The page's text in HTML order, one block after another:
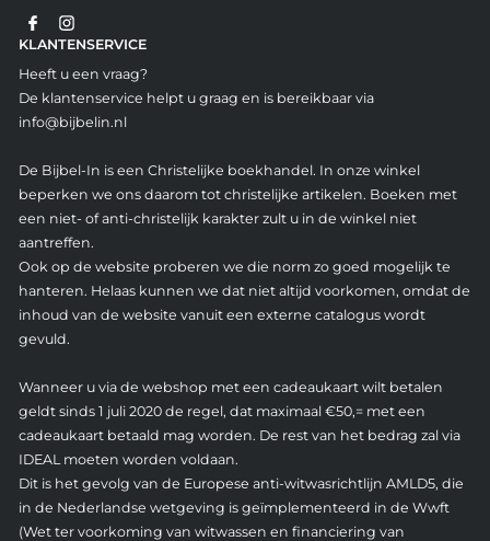
KLANTENSERVICE
Heeft u een vraag?
De klantenservice helpt u graag en is bereikbaar via
info@bijbelin.nl
De Bijbel-In is een Christelijke boekhandel. In onze winkel
beperken we ons daarom tot christelijke artikelen. Boeken met
een niet- of anti-christelijk karakter zult u in de winkel niet
aantreffen.
Ook op de website proberen we die norm zo goed mogelijk te
hanteren. Helaas kunnen we dat niet altijd voorkomen, omdat de
inhoud van de website vanuit een externe catalogus wordt
gevuld.
Wanneer u via de webshop met een cadeaukaart wilt betalen
geldt sinds 1 juli 2020 de regel, dat maximaal €50,= met een
cadeaukaart betaald mag worden. De rest van het bedrag zal via
IDEAL moeten worden voldaan.
Dit is het gevolg van de Europese anti-witwasrichtlijn AMLD5, die
in de Nederlandse wetgeving is geïmplementeerd in de Wwft
(Wet ter voorkoming van witwassen en financiering van